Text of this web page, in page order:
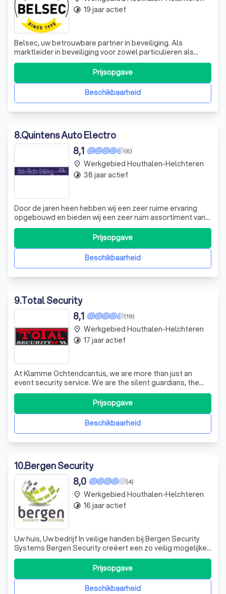
Belsec, uw betrouwbare partner in beveiliging. Als
marktleider in beveiliging voor zowel particulieren als
bedrijven, zetten wij ons sinds 1975 in voor de veiligheid
van uw huis, werf of bedrijfsgebouwen in heel België.
Onze toegewijde professionals werken uitsluitend met
partners die hoogtechnologiBeschikbaarheid
Prijsopgave
timelapse 19 jaar actief
8.Quintens Auto Electro
(6)
8,1
Door de jaren heen hebben wij een zeer ruime ervaring
opgebouwd en bieden wij een zeer ruim assortiment van
producten en diensten aan. Opgelet: vanaf 2013 nieuwe
wetgeving omtrent privé gebruik bedrijfsvoertuigen! Wij
kunnen daarbij helpen dit op een makkelijke en efficiënte
manier te doen. OpeninBeschikbaarheid
Prijsopgave
place Werkgebied Houthalen-Helchteren
timelapse 38 jaar actief
9.Total Security
(19)
8,1
At Klamme Ochtendcantus, we are more than just an
event security service. We are the silent guardians, the
watchful protectors, ensuring your event runs smoothly
and safely. Our team, with its vast experience and
dedication, is always ready to strut and fret upon the
stage of your event, providing t
Beschikbaarheid
Prijsopgave
place Werkgebied Houthalen-Helchteren
timelapse 17 jaar actief
10.Bergen Security
(4)
8,0
Uw huis, Uw bedrijf In veilige handen bij Bergen Security
Systems Bergen Security creëert een zo veilig mogelijke
woon- en werkomgeving waar u zich als klant beschermd
weet. Onze beveiligingssystemen werken enerzijds
preventief, anderzijds alarmeren ze tijdig van zodra een
onveilige situatie zichBeschikbaarheid
Prijsopgave
place Werkgebied Houthalen-Helchteren
timelapse 16 jaar actief